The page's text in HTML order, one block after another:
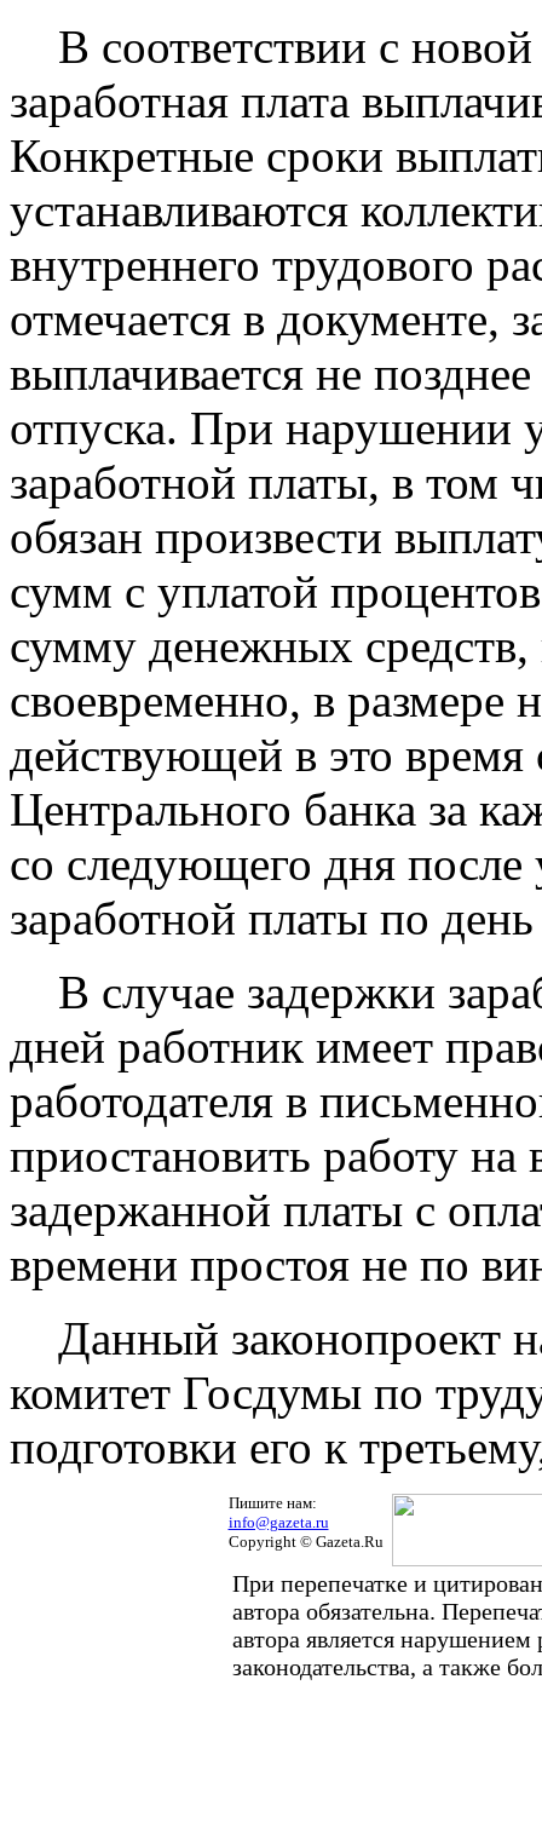
В соответствии с новой
заработная плата
Конкретные сроки
устанавливаются
внутреннего трудового
отмечается в документе,
выплачивается не
отпуска. При нарушении
заработной платы, в том
обязан произвести
сумм с уплатой
сумму денежных
своевременно, в размере
действующей в это время
Центрального банка за
со следующего дня после
заработной платы по
В случае задержки
дней работник имеет
работодателя в
приостановить работу
задержанной платы с
времени простоя не по
Данный законопроект
комитет Госдумы по
подготовки его к
Пишите нам:
info@gazeta.ru
Copyright © Gazeta.Ru
При перепечатке и
автора обязательна.
автора является
законодательства, а также